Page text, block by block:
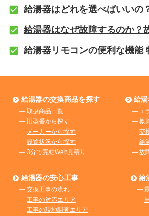
給湯器はどれを選べばいいの
給湯器はなぜ故障するのか？
給湯器リモコンの便利な機能
給湯器の交換商品を探す
― 取扱商品一覧
― 旧型番から探す
― メーカーから探す
― 設置状況から探す
― 3分で完結Web見積り
給
― エ
― 概
― 交
― 給
― 故
給湯器の安心工事
― 交換工事の流れ
― 工事の対応エリア
― 工事の現地調査エリア
給
―
―